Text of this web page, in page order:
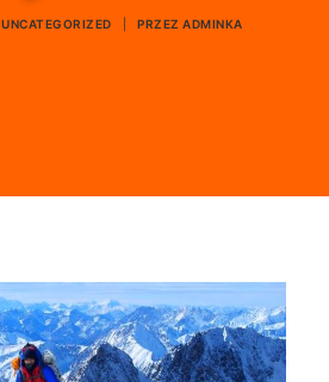
UNCATEGORIZED PRZEZ ADMINKA